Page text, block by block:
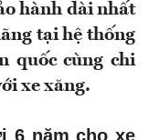
hành dài nhất
tại hệ thống
quốc cùng chi
xe xăng.
6 năm cho xe